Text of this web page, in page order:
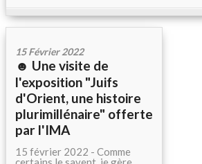
15 Février 2022
☻ Une visite de
l'exposition "Juifs
d'Orient, une histoire
plurimillénaire" offerte
par l'IMA
15 février 2022 - Comme